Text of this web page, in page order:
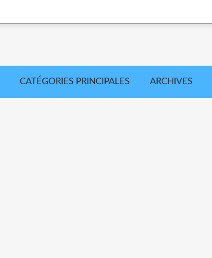
CATÉGORIES PRINCIPALES ARCHIVES